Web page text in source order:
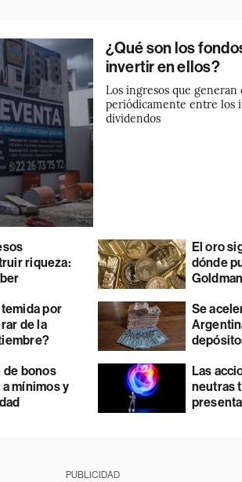
¿Qué son los
invertir en ellos?
Los ingresos que generan
periódicamente entre los
dividendos
riqueza:
El oro
dónde
por
de la
Se
de bonos
mínimos y
Las
neutras
PUBLICIDAD